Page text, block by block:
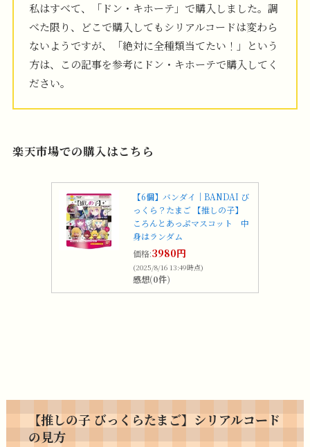
私はすべて、「ドン・キホーテ」で購入しました。調
べた限り、どこで購入してもシリアルコードは変わら
ないようですが、「絶対に全種類当てたい！」という
方は、この記事を参考にドン・キホーテで購入してく
ださい。
楽天市場での購入はこちら
【6個】バンダイ｜BANDAI び
っくら？たまご 【推しの子】
ころんとあっぷマスコット 中
身はランダム
価格:3980円
(2025/8/16 13:49時点)
感想(0件)
【推しの子 びっくらたまご】シリアルコード
の見方